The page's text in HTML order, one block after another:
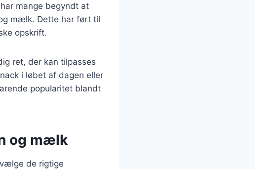
mange begyndt at
mælk. Dette har ført til
opskrift.
ret, der kan tilpasses
i løbet af dagen eller
popularitet blandt
og mælk
de rigtige